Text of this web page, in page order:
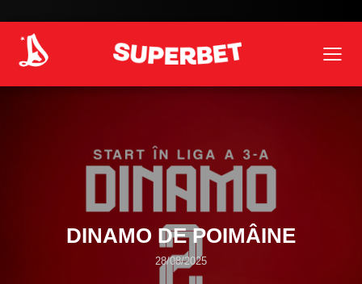
DINAMO DE POIMÂINE
28/08/2025